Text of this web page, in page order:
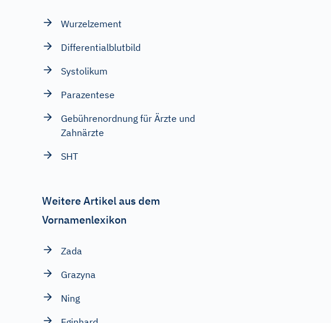
Wurzelzement
Differentialblutbild
Systolikum
Parazentese
Gebührenordnung für Ärzte und
Zahnärzte
SHT
Weitere Artikel aus dem
Vornamenlexikon
Zada
Grazyna
Ning